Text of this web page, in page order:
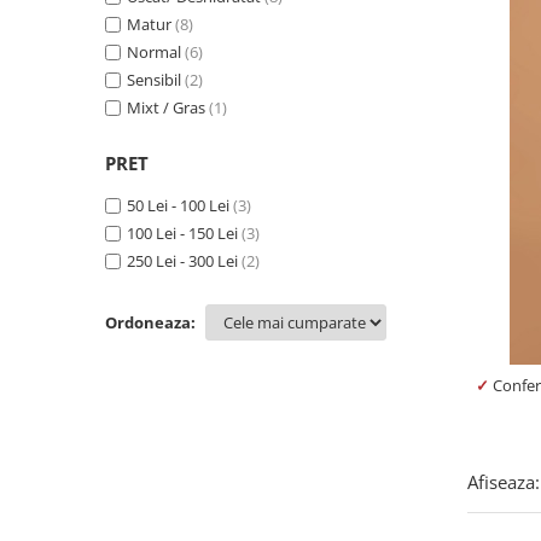
Produse pentru curatare
Creme Emoliente
Creme cu Uree
Evidence skincare
✓
Matur(8)
Normal(6)
Sensibil(2)
Mixt / Gras(1)
PRET
50 Lei - 100 Lei(3)
100 Lei - 150 Lei(3)
250 Lei - 300 Lei(2)
Ordoneaza:
Afiseaza: